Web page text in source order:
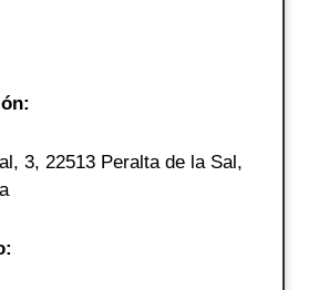
3, 22513 Peralta de la Sal,